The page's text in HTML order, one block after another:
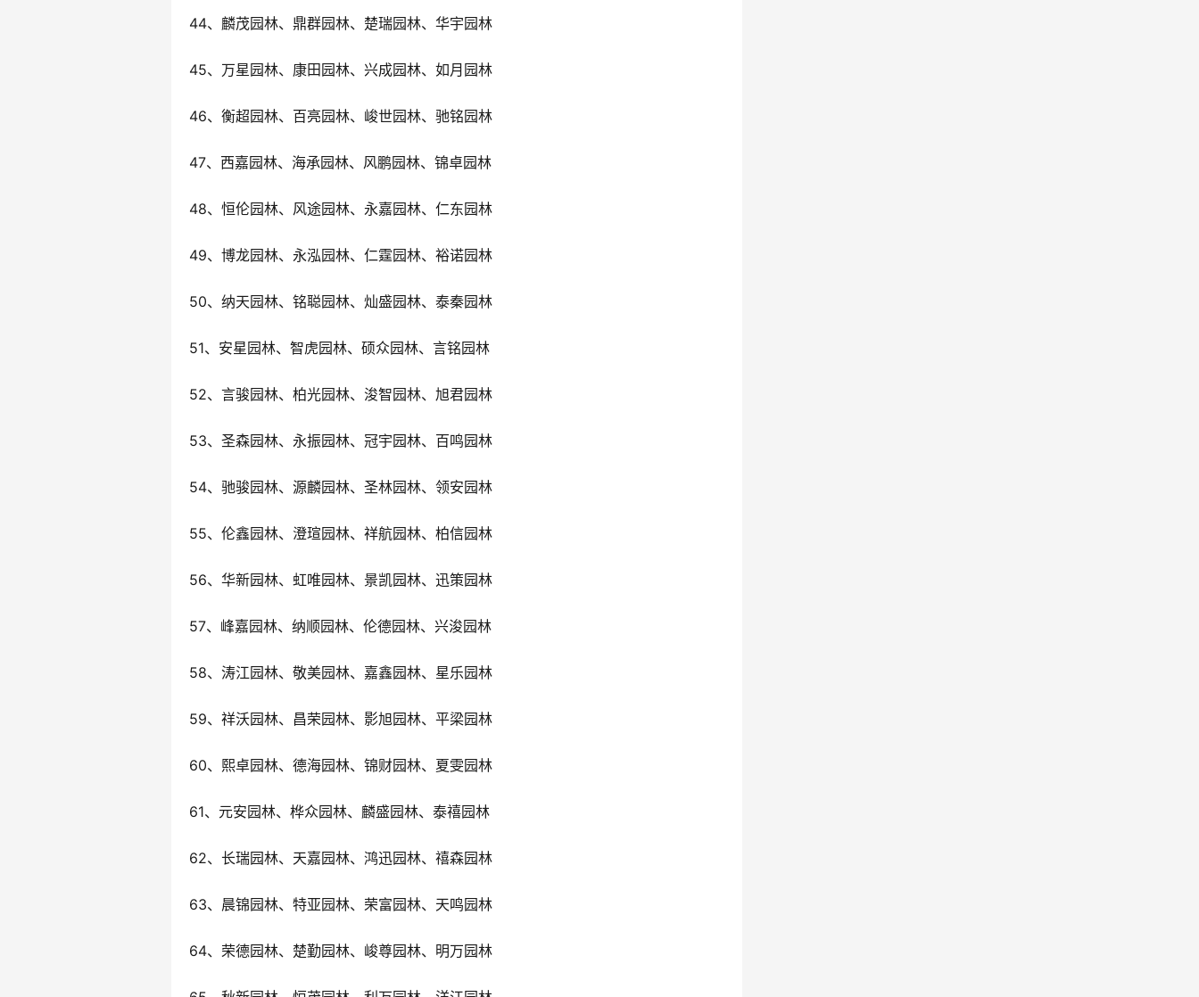
44、麟茂园林、鼎群园林、楚瑞园林、华宇园林
45、万星园林、康田园林、兴成园林、如月园林
46、衡超园林、百亮园林、峻世园林、驰铭园林
47、西嘉园林、海承园林、风鹏园林、锦卓园林
48、恒伦园林、风途园林、永嘉园林、仁东园林
49、博龙园林、永泓园林、仁霆园林、裕诺园林
50、纳天园林、铭聪园林、灿盛园林、泰秦园林
51、安星园林、智虎园林、硕众园林、言铭园林
52、言骏园林、柏光园林、浚智园林、旭君园林
53、圣森园林、永振园林、冠宇园林、百鸣园林
54、驰骏园林、源麟园林、圣林园林、领安园林
55、伦鑫园林、澄瑄园林、祥航园林、柏信园林
56、华新园林、虹唯园林、景凯园林、迅策园林
57、峰嘉园林、纳顺园林、伦德园林、兴浚园林
58、涛江园林、敬美园林、嘉鑫园林、星乐园林
59、祥沃园林、昌荣园林、影旭园林、平梁园林
60、熙卓园林、德海园林、锦财园林、夏雯园林
61、元安园林、桦众园林、麟盛园林、泰禧园林
62、长瑞园林、天嘉园林、鸿迅园林、禧森园林
63、晨锦园林、特亚园林、荣富园林、天鸣园林
64、荣德园林、楚勤园林、峻尊园林、明万园林